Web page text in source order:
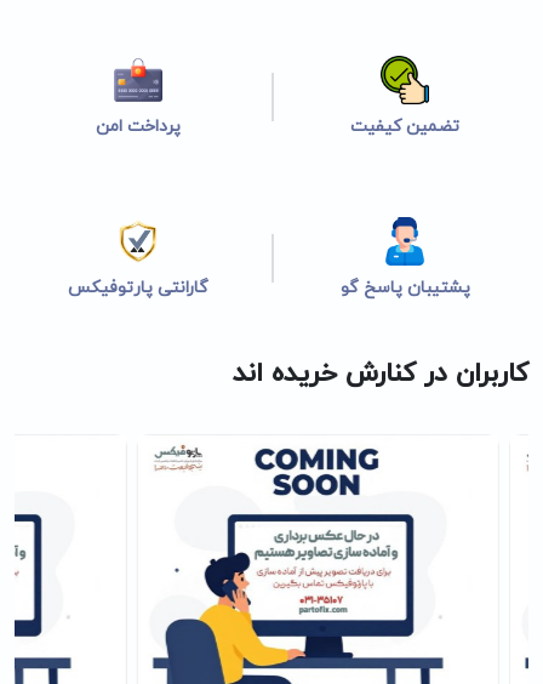
تضمین کیفیت پرداخت امن
پشتیبان پاسخ گو گارانتی پارتوفیکس
کاربران در کنارش خریده اند